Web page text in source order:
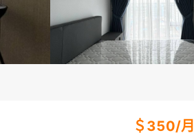
＄ 350/月